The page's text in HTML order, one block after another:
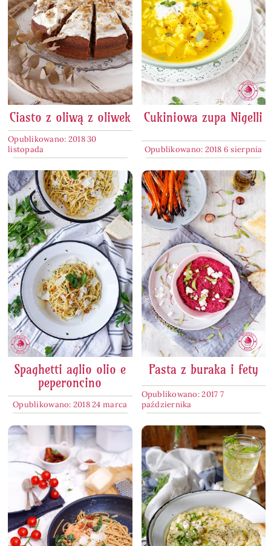
Ciasto z oliwą z oliwek
Opublikowano: 2018 30
listopada
Cukiniowa zupa Nigelli
Opublikowano: 2018 6 sierpnia
Spaghetti aglio olio e
peperoncino
Opublikowano: 2018 24 marca
Pasta z buraka i fety
Opublikowano: 2017 7
października